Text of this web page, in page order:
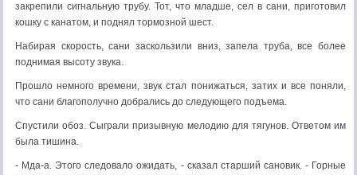
закрепили сигнальную трубу. Тот, что младше, сел в сани, приготовил
кошку с канатом, и поднял тормозной шест.
Набирая скорость, сани заскользили вниз, запела труба, все более
поднимая высоту звука.
Прошло немного времени, звук стал понижаться, затих и все поняли,
что сани благополучно добрались до следующего подъема.
Спустили обоз. Сыграли призывную мелодию для тягунов. Ответом им
была тишина.
- Мда-а. Этого следовало ожидать, - сказал старший сановик. - Горные